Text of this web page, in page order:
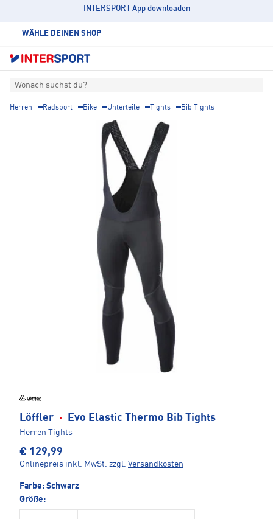
INTERSPORT App downloaden
WÄHLE DEINEN SHOP
Wonach suchst du?
Herren Radsport Bike Unterteile Tights Bib Tights
Löffler · Evo Elastic Thermo Bib Tights
Herren Tights
€ 129,99
Onlinepreis inkl. MwSt. zzgl. Versandkosten
Farbe: Schwarz
Größe: